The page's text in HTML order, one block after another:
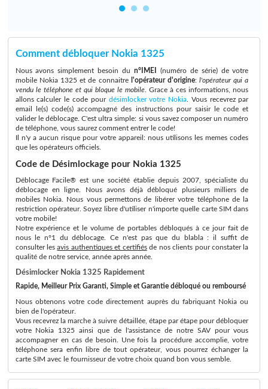
Comment débloquer Nokia 1325
Nous avons simplement besoin du n°IMEI
(numéro de série) de votre
mobile Nokia 1325 et de connaitre l'opérateur d'origine:l'opérateur qui a
vendu le téléphone et qui bloque le mobile . Grace à ces informations, nous
allons calculer le code pour désimlocker votre Nokia . Vous recevrez par
email le(s) code(s) accompagné des instructions pour saisir le code et
valider le déblocage. C'est ultra simple: si vous savez composer un numéro
de téléphone, vous saurez comment entrer le code!
Il n'y a aucun risque pour votre appareil: nous utilisons les memes codes
que les opérateurs officiels.
Code de Désimlockage pour Nokia 1325
Déblocage Facile® est une société établie depuis 2007, spécialiste du
déblocage en ligne. Nous avons déjà débloqué plusieurs milliers de
mobiles Nokia. Nous vous permettons de libérer votre téléphone de la
restriction opérateur. Soyez libre d'utiliser n'importe quelle carte SIM dans
votre mobile!
Notre expérience et le volume de portables débloqués à ce jour fait de
nous le n°1 du déblocage. Ce n'est pas que du blabla : il suffit de
consulter lesavis authentiques et certifiésde nos clients pour constater la
qualité de notre service, année après année.
Désimlocker Nokia 1325 Rapidement
Rapide, Meilleur Prix Garanti, Simple et Garantie débloqué ou remboursé
Nous obtenons votre code directement auprès du fabriquant Nokia ou
bien de l'opérateur.
Vous recevrez la marche à suivre détaillée, étape par étape pour débloquer
votre Nokia 1325 ainsi que de l'assistance de notre SAV pour vous
accompagner en cas de besoin. Une fois la procédure accomplie, votre
téléphone sera enfin libre de tout opérateur, vous pourrez échanger la
carte SIM avec le fournisseur de votre choix quand bon vous semble.